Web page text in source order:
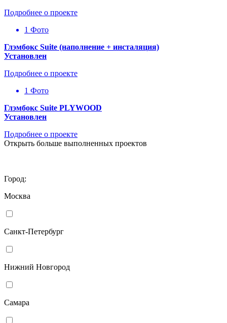
Подробнее о проекте
1 Фото
Глэмбокс Suite (наполнение + инсталяция)
Установлен
Подробнее о проекте
1 Фото
Глэмбокс Suite PLYWOOD
Установлен
Подробнее о проекте
Открыть больше выполненных проектов
Город:
Москва
Санкт-Петербург
Нижний Новгород
Самара